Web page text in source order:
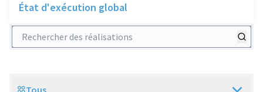
État d'exécution global
Rechercher des réalisations
Tous